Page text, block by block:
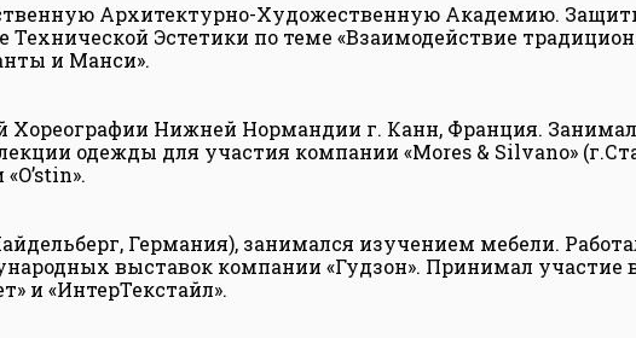
Архитектурно-Художественную Академию.
Технической Эстетики по теме «Взаимодействие
и Манси».
Хореографии Нижней Нормандии г. Канн, Франция.
одежды для участия компании «Mores & Silvano»
Германия), занимался изучением мебели.
выставок компании «Гудзон». Принимал
и «ИнтерТекстайл».